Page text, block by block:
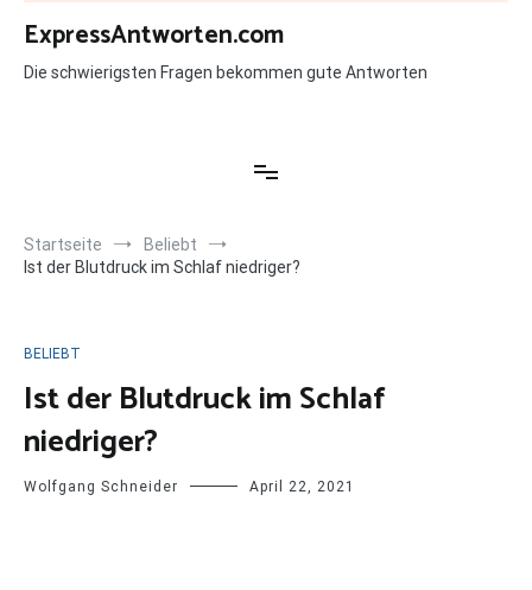
Zum
Inhalt
springen
ExpressAntworten.com
Die schwierigsten Fragen bekommen gute Antworten
Startseite
Beliebt
Ist der Blutdruck im Schlaf niedriger?
BELIEBT
Ist der Blutdruck im Schlaf
niedriger?
Wolfgang Schneider April 22, 2021